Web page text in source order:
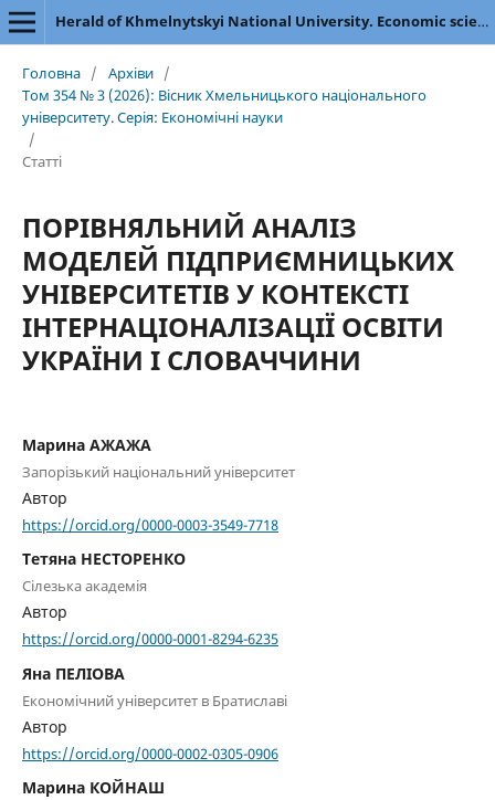
Herald of Khmelnytskyi National University. Economic sciences
Головна / Архіви /
Том 354 № 3 (2026): Вісник Хмельницького національного
університету. Серія: Економічні науки
/
Статті
ПОРІВНЯЛЬНИЙ АНАЛІЗ
МОДЕЛЕЙ ПІДПРИЄМНИЦЬКИХ
УНІВЕРСИТЕТІВ У КОНТЕКСТІ
ІНТЕРНАЦІОНАЛІЗАЦІЇ ОСВІТИ
УКРАЇНИ І СЛОВАЧЧИНИ
Марина АЖАЖА
Запорізький національний університет
Автор
https://orcid.org/0000-0003-3549-7718
Тетяна НЕСТОРЕНКО
Сілезька академія
Автор
https://orcid.org/0000-0001-8294-6235
Яна ПЕЛІОВА
Економічний університет в Братиславі
Автор
https://orcid.org/0000-0002-0305-0906
Марина КОЙНАШ